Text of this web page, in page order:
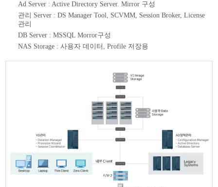
Ad Server : Active Directory Server. Mirror 구성
관리 Server : DS Manager Tool, SCVMM, Session Broker, License
관리
DB Server : MSSQL Morror구성
NAS Storage : 사용자 데이터, Profile 저장용